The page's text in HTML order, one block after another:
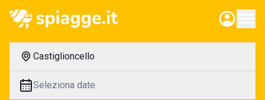
Castiglioncello
Seleziona date